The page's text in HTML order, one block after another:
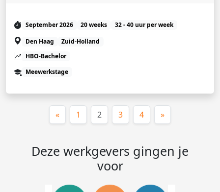
September 2026 20 weeks
32 - 40 uur per week
Den Haag
Zuid-Holland
HBO-Bachelor
Meewerkstage
« 1 2 (huidige)
3 4 »
Deze werkgevers gingen je
voor